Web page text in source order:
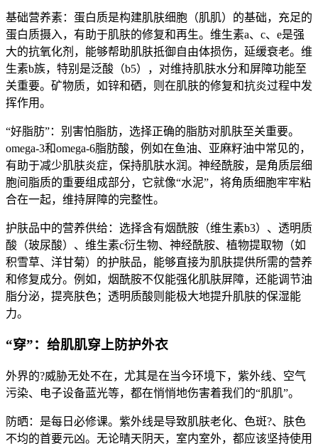
基础营养素：蛋白质是构建肌肤细胞（肌肌）的基础，充足的
蛋白质摄入，有助于肌肤的修复和再生。维生素a、c、e是强
大的抗氧化剂，能够帮助肌肤抵御自由体损伤，延缓衰老。维
生素b族，特别是泛酸（b5），对维持肌肤水分和屏障功能至
关重要。矿物质，如锌和硒，则在肌肤的修复和抗炎过程中发
挥作用。
“好脂肪”：别害怕脂肪，选择正确的脂肪对肌肤至关重要。
omega-3和omega-6脂肪酸，例如在鱼油、亚麻籽油中常见的，
有助于减少肌肤炎症，保持肌肤水润。神经酰胺，是角质层细
胞间脂质的重要组成部分，它就像“水泥”，将角质细胞牢牢粘
合在一起，维持屏障的完整性。
护肤品中的营养供给：选择含有烟酰胺（维生素b3）、透明质
酸（玻尿酸）、维生素c衍生物、神经酰胺、植物提取物（如
积雪草、洋甘菊）的护肤品，能够直接为肌肤提供所需的营养
和修复成分。例如，烟酰胺不仅能强化肌肤屏障，还能调节油
脂分泌，提亮肤色；透明质酸则能极大地提升肌肤的保湿能
力。
“穿”：给肌肌穿上防护外衣
外界的?威胁无处不在，尤其是在当今环境下，紫外线、空气
污染、电子设备蓝光等，都在悄悄地伤害着我们的“肌肌”。
防晒：是每日必修课。紫外线是导致肌肤老化、色斑?、肤色
不均的首要元凶。无论晴天阴天，室内室外，都应该坚持使用